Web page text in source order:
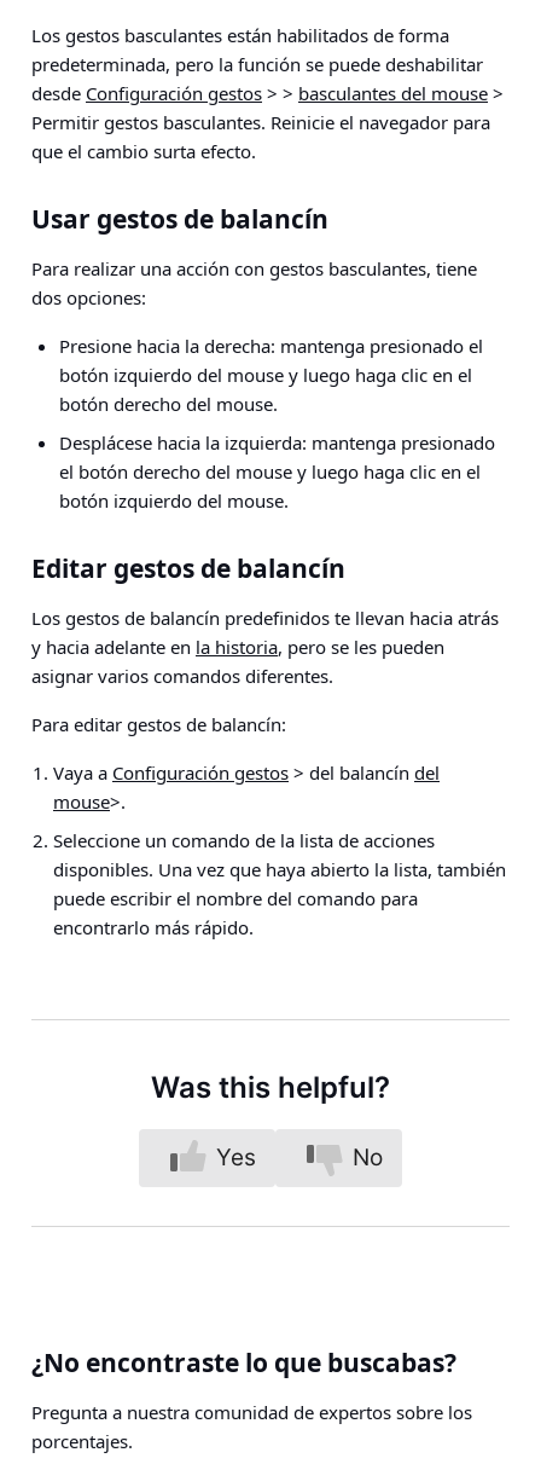
Los gestos basculantes están habilitados de forma
predeterminada, pero la función se puede deshabilitar
desde Configuración gestos > > basculantes del mouse >
Permitir gestos basculantes. Reinicie el navegador para
que el cambio surta efecto.
Usar gestos de balancín
Para realizar una acción con gestos basculantes, tiene
dos opciones:
Presione hacia la derecha: mantenga presionado el
botón izquierdo del mouse y luego haga clic en el
botón derecho del mouse.
Desplácese hacia la izquierda: mantenga presionado
el botón derecho del mouse y luego haga clic en el
botón izquierdo del mouse.
Editar gestos de balancín
Los gestos de balancín predefinidos te llevan hacia atrás
y hacia adelante en la historia, pero se les pueden
asignar varios comandos diferentes.
Para editar gestos de balancín:
Vaya a Configuración gestos > del balancín del
mouse>.
Seleccione un comando de la lista de acciones
disponibles. Una vez que haya abierto la lista, también
puede escribir el nombre del comando para
encontrarlo más rápido.
Was this helpful?
Yes No
¿No encontraste lo que buscabas?
Pregunta a nuestra comunidad de expertos sobre los
porcentajes.